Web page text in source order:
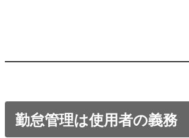
勤怠管理は使用者の義務